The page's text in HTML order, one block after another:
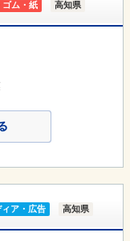
ゴム・紙 高知県
ィア・広告 高知県